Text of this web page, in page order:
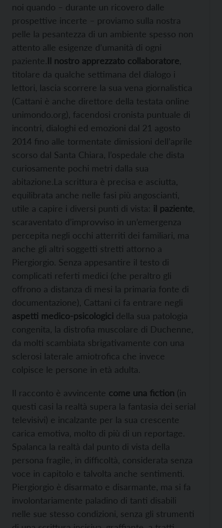
noi quando – durante un ricovero dalle
prospettive incerte – proviamo sulla nostra
pelle la pesantezza di un ambiente spesso non
attento alle esigenze d’umanità di ogni
paziente.Il nostro apprezzato collaboratore
titolare da qualche settimana del dialogo i
lettori, lascia scorrere la sua vena giornalistica
(Cattani è anche direttore della testata online
unimondo.org), facendosi cronista puntuale di
incontri, dialoghi ed emozioni dal 21 agosto
2014 fino alle tormentate dimissioni dell’aprile
scorso dal Santa Chiara, l’ospedale che dista
curiosamente pochi metri dalla sua
abitazione.La scrittura è precisa e asciutta,
equilibrata anche nelle fasi più angoscianti,
utile a capire i diversi punti di vista: il paziente
scaraventato d’improvviso in un’emergenza
percepita negli occhi atterriti dei familiari, ma
anche gli altri soggetti stretti attorno a
Piergiorgio. Senza appesantire il testo di
complicati referti medici (che peraltro gli
offrono a distanza di mesi la primaria fonte di
documentazione), Cattani ci fa entrare negli
aspetti medico-psicologici della sua patologia
congenita, la distrofia muscolare di Duchenne,
da molti scambiata sbrigativamente con una
sclerosi laterale amiotrofica che invece
colpisce le persone in età adulta.
Il racconto è avvincente come una fiction (in
questi casi la realtà supera la fantasia dei serial
televisivi) e incalzante per la sua crescente
carica emotiva, molto di più di un reportage.
Spalanca la realtà dal punto di vista della
persona fragile, in difficoltà, considerata senza
voce in capitolo e talvolta anche sentimenti.
Piergiorgio è disarmato e disarmante, ma si fa
involontariamente paladino di tanti disabili
nelle sue stesso condizioni, senza gli strumenti